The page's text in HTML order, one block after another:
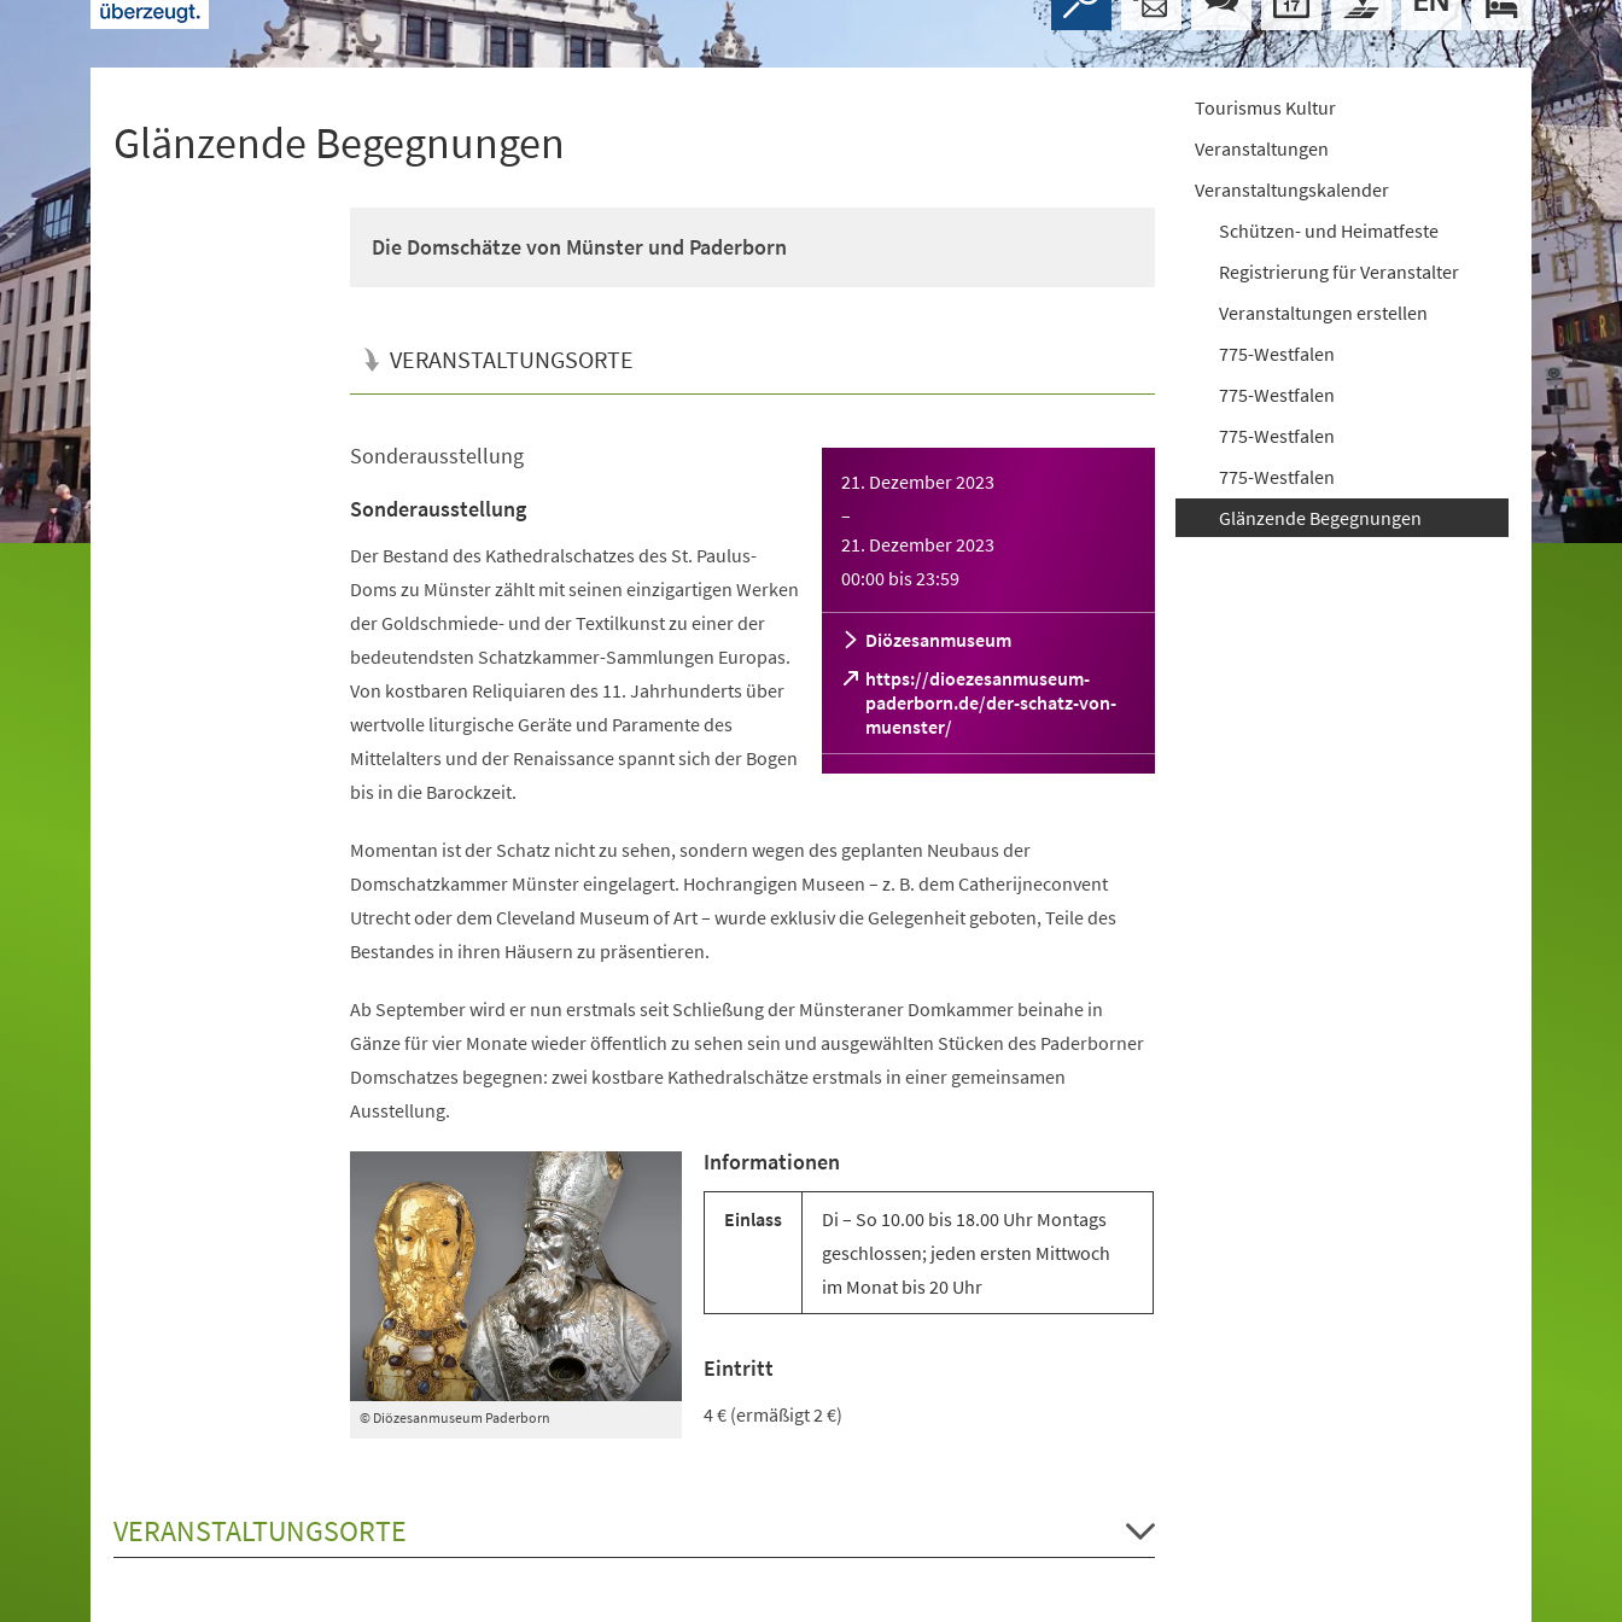
Glänzende Begegnungen
Die Domschätze von Münster und Paderborn
VERANSTALTUNGSORTE
21. Dezember 2023
–
21. Dezember 2023
00:00 bis23:59
Diözesanmuseum
https://dioezesanmuseum-
paderborn.de/der-schatz-von-
muenster/
(Öffnet
in
einem
Sonderausstellung
Sonderausstellung
Der Bestand des Kathedralschatzes des St. Paulus-
Doms zu Münster zählt mit seinen einzigartigen Werken
der Goldschmiede- und der Textilkunst zu einer der
bedeutendsten Schatzkammer-Sammlungen Europas.
Von kostbaren Reliquiaren des 11. Jahrhunderts über
wertvolle liturgische Geräte und Paramente des
Mittelalters und der Renaissance spannt sich der Bogen
bis in die Barockzeit.
Momentan ist der Schatz nicht zu sehen, sondern wegen des geplanten Neubaus der
Domschatzkammer Münster eingelagert. Hochrangigen Museen – z. B. dem Catherijneconvent
Utrecht oder dem Cleveland Museum of Art – wurde exklusiv die Gelegenheit geboten, Teile des
Bestandes in ihren Häusern zu präsentieren.
Ab September wird er nun erstmals seit Schließung der Münsteraner Domkammer beinahe in
Gänze für vier Monate wieder öffentlich zu sehen sein und ausgewählten Stücken des Paderborner
Domschatzes begegnen: zwei kostbare Kathedralschätze erstmals in einer gemeinsamen
Ausstellung.
© Diözesanmuseum Paderborn
Informationen
Einlass
Di – So 10.00 bis 18.00 Uhr Montags
geschlossen; jeden ersten Mittwoch
im Monat bis 20 Uhr
Eintritt
4 € (ermäßigt 2 €)
VERANSTALTUNGSORTE
Tourismus Kultur
Veranstaltungen
Veranstaltungskalender
Schützen- und Heimatfeste
Registrierung für Veranstalter
Veranstaltungen erstellen
775-Westfalen
775-Westfalen
775-Westfalen
775-Westfalen
Glänzende Begegnungen